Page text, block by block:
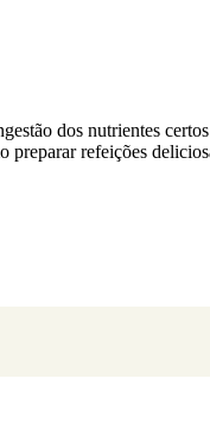
dos nutrientes
preparar refeições